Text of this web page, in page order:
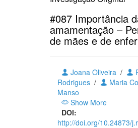
#087 Importância
amamentação –
de mães e de
Joana Oliveira /
Rodrigues /
Maria
Manso
Show More
DOI:
http://doi.org/10.24873/